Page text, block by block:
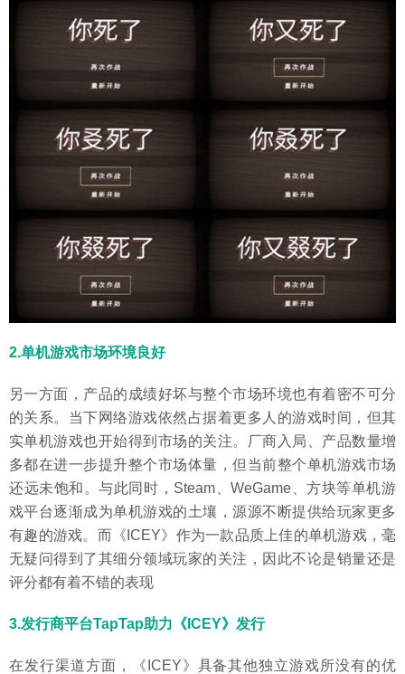
2.单机游戏市场环境良好
另一方面，产品的成绩好坏与整个市场环境也有着密不可分
的关系。当下网络游戏依然占据着更多人的游戏时间，但其
实单机游戏也开始得到市场的关注。厂商入局、产品数量增
多都在进一步提升整个市场体量，但当前整个单机游戏市场
还远未饱和。与此同时，Steam、WeGame、方块等单机游
戏平台逐渐成为单机游戏的土壤，源源不断提供给玩家更多
有趣的游戏。而《ICEY》作为一款品质上佳的单机游戏，毫
无疑问得到了其细分领域玩家的关注，因此不论是销量还是
评分都有着不错的表现
3.发行商平台TapTap助力《ICEY》发行
在发行渠道方面，《ICEY》具备其他独立游戏所没有的优